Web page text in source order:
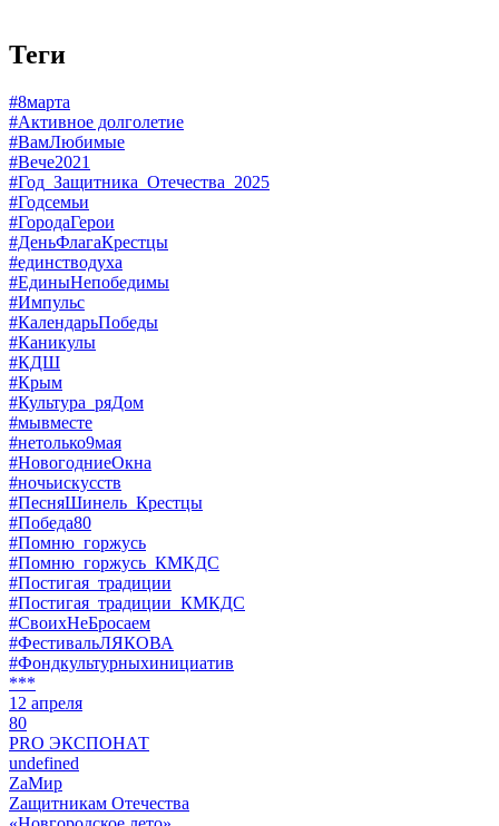
Теги
#8марта
#Активное долголетие
#ВамЛюбимые
#Вече2021
#Год_Защитника_Отечества_2025
#Годсемьи
#ГородаГерои
#ДеньФлагаКрестцы
#единстводуха
#ЕдиныНепобедимы
#Импульс
#КалендарьПобеды
#Каникулы
#КДШ
#Крым
#Культура_ряДом
#мывместе
#нетолько9мая
#НовогодниеОкна
#ночьискусств
#ПесняШинель_Крестцы
#Победа80
#Помню_горжусь
#Помню_горжусь_КМКДС
#Постигая_традиции
#Постигая_традиции_КМКДС
#СвоихНеБросаем
#ФестивальЛЯКОВА
#Фондкультурныхинициатив
***
12 апреля
80
PRO ЭКСПОНАТ
undefined
ZaМир
Zащитникам Отечества